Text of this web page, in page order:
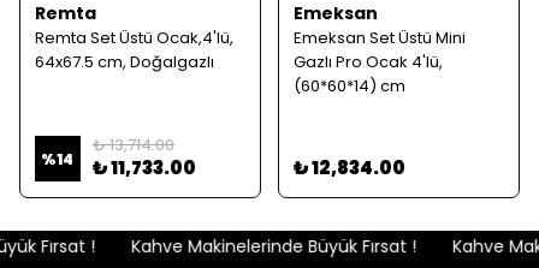
Remta
Remta Set Üstü Ocak,4'lü,
64x67.5 cm, Doğalgazlı
%14
₺ 13,714.00
₺ 11,733.00
Emeksan
Emeksan Set Üstü Mini
Gazlı Pro Ocak 4'lü,
(60*60*14) cm
₺ 12,834.00
Fırsat ! Kahve Makinelerinde Büyük Fırsat ! Kahve